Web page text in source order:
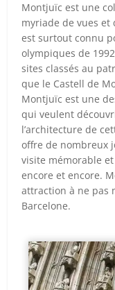
Montjuïc est une
myriade de vues et
est surtout connu
olympiques de
sites classés au
que le Castell de
Montjuïc est une
qui veulent
l’architecture de
offre de nombreux
visite mémorable
encore et encore.
attraction à ne pas
Barcelone.